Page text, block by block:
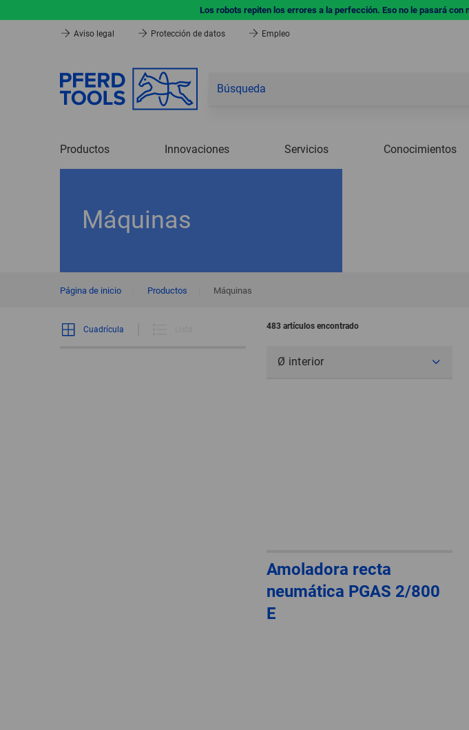
Los robots repiten los errores a la perfección. Eso no le pasará
Aviso legal Protección de datos Empleo
Productos Innovaciones Servicios Conocimientos
Máquinas
Página de inicio Productos Máquinas
Cuadrícula 483 artículos encontrado
Ø interior
Amoladora recta
neumática PGAS 2/800
E